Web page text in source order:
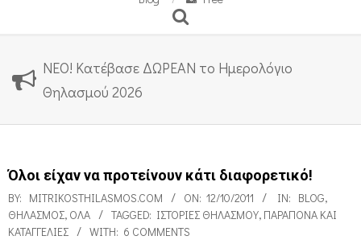
Search
ΝΕΟ! Κατέβασε ΔΩΡΕΑΝ το Ημερολόγιο
Θηλασμού 2026
Όλοι είχαν να προτείνουν κάτι διαφορετικό!
BY: MITRIKOSTHILASMOS.COM ON: 12/10/2011 IN: BLOG,
ΘΗΛΑΣΜΌΣ, ΌΛΑ TAGGED: ΙΣΤΟΡΊΕΣ ΘΗΛΑΣΜΟΎ, ΠΑΡΆΠΟΝΑ ΚΑΙ
ΚΑΤΑΓΓΕΛΊΕΣ
WITH: 6 COMMENTS